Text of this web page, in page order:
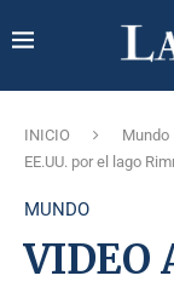
INICIO Mundo
EE.UU. por el lago
MUNDO
VIDEO